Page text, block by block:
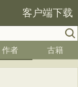
客户端下载
作者 古籍